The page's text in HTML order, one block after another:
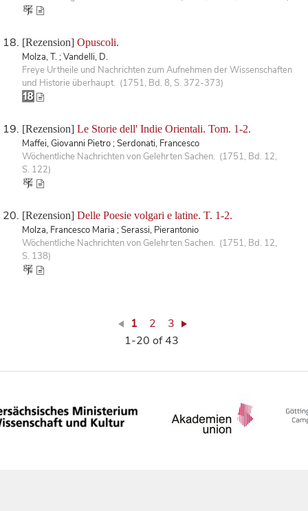
[Rezension] Opuscoli.
Molza, T. ; Vandelli, D.
Freye Urtheile und Nachrichten zum Aufnehmen der Wissenschaften
und Historie überhaupt. (1751, Bd. 8, S. 372-373)
[Rezension] Le Storie dell' Indie Orientali. Tom. 1-2.
Maffei, Giovanni Pietro ; Serdonati, Francesco
Wöchentliche Nachrichten von Gelehrten Sachen. (1751, Bd. 12,
S. 122)
[Rezension] Delle Poesie volgari e latine. T. 1-2.
Molza, Francesco Maria ; Serassi, Pierantonio
Wöchentliche Nachrichten von Gelehrten Sachen. (1751, Bd. 12,
S. 138)
1 2
3
1-20 of 43